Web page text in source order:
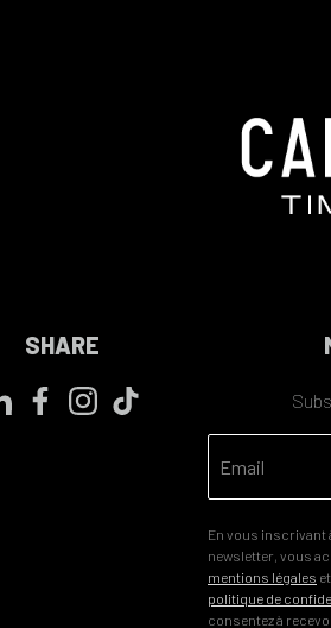
SHARE
En vous inscrivant
newsletter, vous
mentions légales
politique de
consentez à